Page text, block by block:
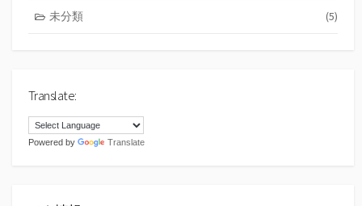
未分類 (5)
Translate:
Powered by Translate